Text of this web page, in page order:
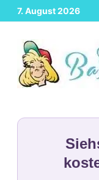
Zurück
zum
Inhalt
7. August 2026